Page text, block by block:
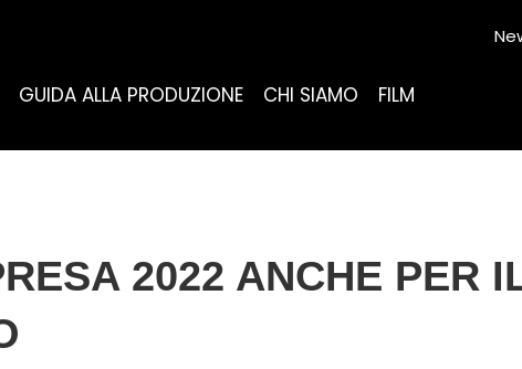
GUIDA ALLA PRODUZIONE CHI SIAMO FILM
2022 ANCHE PER